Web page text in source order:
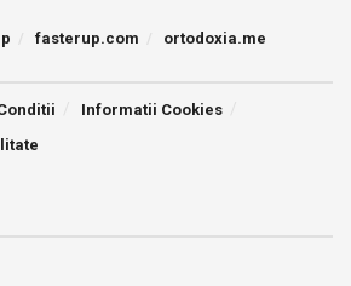
fasterup.com ortodoxia.me
Informatii Cookies